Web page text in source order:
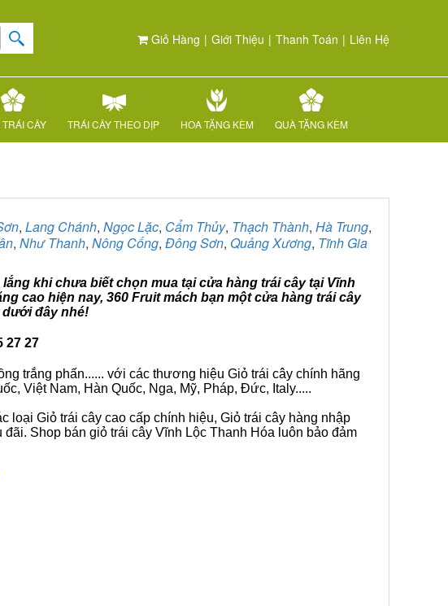
Giỏ Hàng | Giới Thiệu | Thanh Toán | Liên Hệ
TRÁI CÂY TRÁI CÂY THEO DỊP HOA TẶNG KÈM QUÀ TẶNG KÈM
, Lang Chánh, Ngọc Lặc, Cẩm Thủy, Thạch Thành, Hà Trung,
, Như Thanh, Nông Cống, Đông Sơn, Quảng Xương, Tĩnh Gia
khi chưa biết chọn mua tại cửa hàng trái cây tại Vĩnh
cao hiện nay, 360 Fruit mách bạn một cửa hàng trái cây
dưới đây nhé!
27 27
trắng phấn...... với các thương hiệu Giỏ trái cây chính hãng
Việt Nam, Hàn Quốc, Nga, Mỹ, Pháp, Đức, Italy.....
loại Giỏ trái cây cao cấp chính hiệu, Giỏ trái cây hàng nhập
đãi. Shop bán giỏ trái cây Vĩnh Lộc Thanh Hóa luôn bảo đảm